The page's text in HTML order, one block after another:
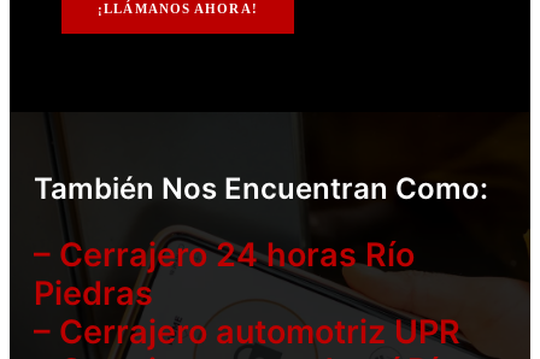
¡LLÁMANOS AHORA!
También Nos Encuentran Como:
– Cerrajero 24 horas Río
Piedras
– Cerrajero automotriz UPR